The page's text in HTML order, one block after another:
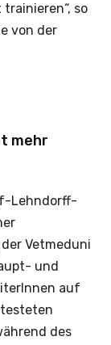
so
von der
mehr
Lehndorff-
Vetmeduni
und
auf
des